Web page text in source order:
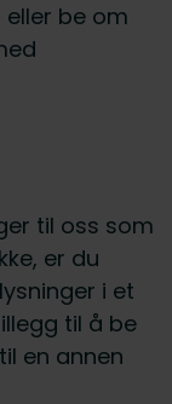
be om
til oss som
er du
i et
til å be
en annen